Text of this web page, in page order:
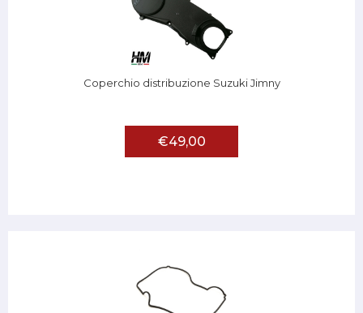
Coperchio distribuzione Suzuki Jimny
€49,00